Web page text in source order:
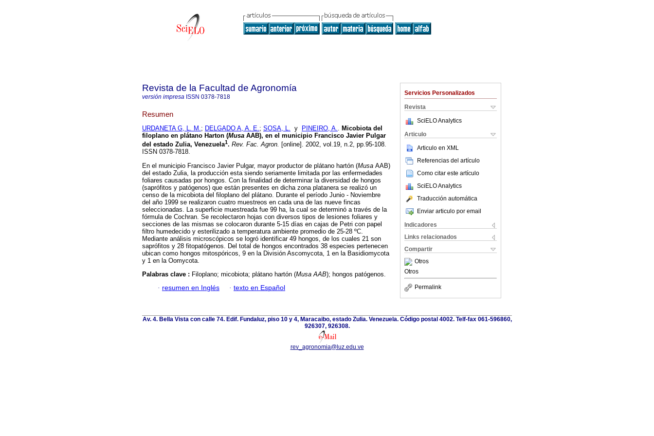
Servicios Personalizados
Revista
SciELO Analytics
Articulo
Articulo en XML
Referencias del artículo
Como citar este artículo
SciELO Analytics
Traducción automática
Enviar articulo por email
Indicadores
Links relacionados
Compartir
Otros
Otros
Permalink
Revista de la Facultad de Agronomía
versión impresa ISSN 0378-7818
Resumen
URDANETA G, L. M.; DELGADO A, A. E.; SOSA, L. y PINEIRO, A.. Micobiota del
filoplano en plátano Harton (Musa AAB), en el municipio Francisco Javier Pulgar
del estado Zulia, Venezuela1. Rev. Fac. Agron. [online]. 2002, vol.19, n.2, pp.95-108.
ISSN 0378-7818.
En el municipio Francisco Javier Pulgar, mayor productor de plátano hartón (Musa AAB)
del estado Zulia, la producción esta siendo seriamente limitada por las enfermedades
foliares causadas por hongos. Con la finalidad de determinar la diversidad de hongos
(saprófitos y patógenos) que están presentes en dicha zona platanera se realizó un
censo de la micobiota del filoplano del plátano. Durante el período Junio - Noviembre
del año 1999 se realizaron cuatro muestreos en cada una de las nueve fincas
seleccionadas. La superficie muestreada fue 99 ha, la cual se determinó a través de la
fórmula de Cochran. Se recolectaron hojas con diversos tipos de lesiones foliares y
secciones de las mismas se colocaron durante 5-15 días en cajas de Petri con papel
filtro humedecido y esterilizado a temperatura ambiente promedio de 25-28 ºC.
Mediante análisis microscópicos se logró identificar 49 hongos, de los cuales 21 son
saprófitos y 28 fitopatógenos. Del total de hongos encontrados 38 especies pertenecen
ubican como hongos mitospóricos, 9 en la División Ascomycota, 1 en la Basidiomycota
y 1 en la Oomycota.
Palabras clave : Filoplano; micobiota; plátano hartón (Musa AAB); hongos patógenos.
· resumen en Inglés · texto en Español
Av. 4. Bella Vista con calle 74. Edif. Fundaluz, piso 10 y 4, Maracaibo, estado Zulia. Venezuela. Código postal 4002. Telf-fax 061-596860,
926307, 926308.
rev_agronomia@luz.edu.ve